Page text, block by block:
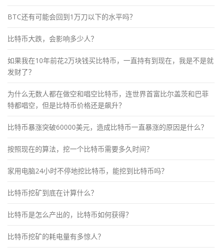
BTC还有可能会回到1万刀以下的水平吗？
比特币大跌，会影响多少人？
如果我在10年前花2万块钱买比特币，一直持有到现在，我是不是就
发财了？
为什么无数人都在做空和唱空比特币，连世界首富比尔盖茨和巴菲
特都唱空，但是比特币价格还是飙升？
比特币暴涨突破60000美元，造成比特币一直暴涨的原因是什么？
按照现在的算法，挖一个比特币需要多久时间？
家用电脑24小时不停地挖比特币，能挖到比特币吗？
比特币挖矿到底在计算什么？
比特币是怎么产出的，比特币如何获得？
比特币挖矿的耗电量有多惊人？